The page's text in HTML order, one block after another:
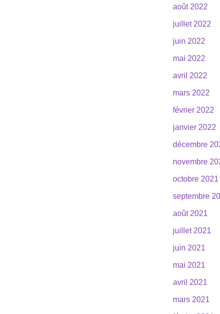
août 2022
juillet 2022
juin 2022
mai 2022
avril 2022
mars 2022
février 2022
janvier 2022
décembre
novembre
octobre 2021
septembre
août 2021
juillet 2021
juin 2021
mai 2021
avril 2021
mars 2021